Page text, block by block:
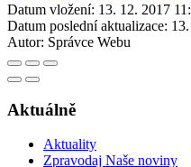
Datum vložení: 13. 12. 2017
Datum poslední aktualizace:
Autor: Správce Webu
Aktuálně
Aktuality
Zpravodaj Naše noviny